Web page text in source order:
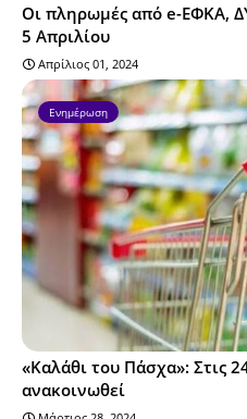
Οι πληρωμές από e-ΕΦΚΑ,
5 Απριλίου
Απρίλιος 01, 2024
Ενημέρωση
«Καλάθι του Πάσχα»: Στις
ανακοινωθεί